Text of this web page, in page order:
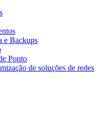
e Backups
Ponto
de soluções de redes